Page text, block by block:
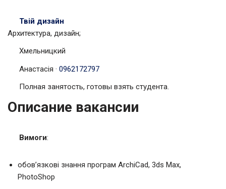
Твій дизайн
Архитектура, дизайн;
Хмельницкий
Анастасія · 0962172797
Полная занятость, готовы взять студента.
Описание вакансии
Вимоги:
обов’язкові знання програм ArchiCad, 3ds Max,
PhotoShop